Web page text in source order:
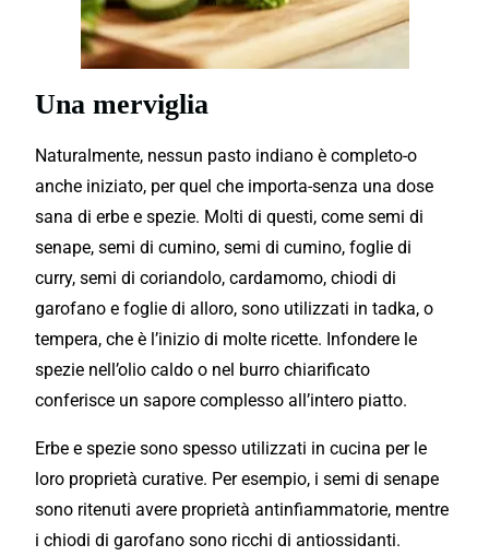
Una merviglia
Naturalmente, nessun pasto indiano è completo-o
anche iniziato, per quel che importa-senza una dose
sana di erbe e spezie. Molti di questi, come semi di
senape, semi di cumino, semi di cumino, foglie di
curry, semi di coriandolo, cardamomo, chiodi di
garofano e foglie di alloro, sono utilizzati in tadka, o
tempera, che è l’inizio di molte ricette. Infondere le
spezie nell’olio caldo o nel burro chiarificato
conferisce un sapore complesso all’intero piatto.
Erbe e spezie sono spesso utilizzati in cucina per le
loro proprietà curative. Per esempio, i semi di senape
sono ritenuti avere proprietà antinfiammatorie, mentre
i chiodi di garofano sono ricchi di antiossidanti.